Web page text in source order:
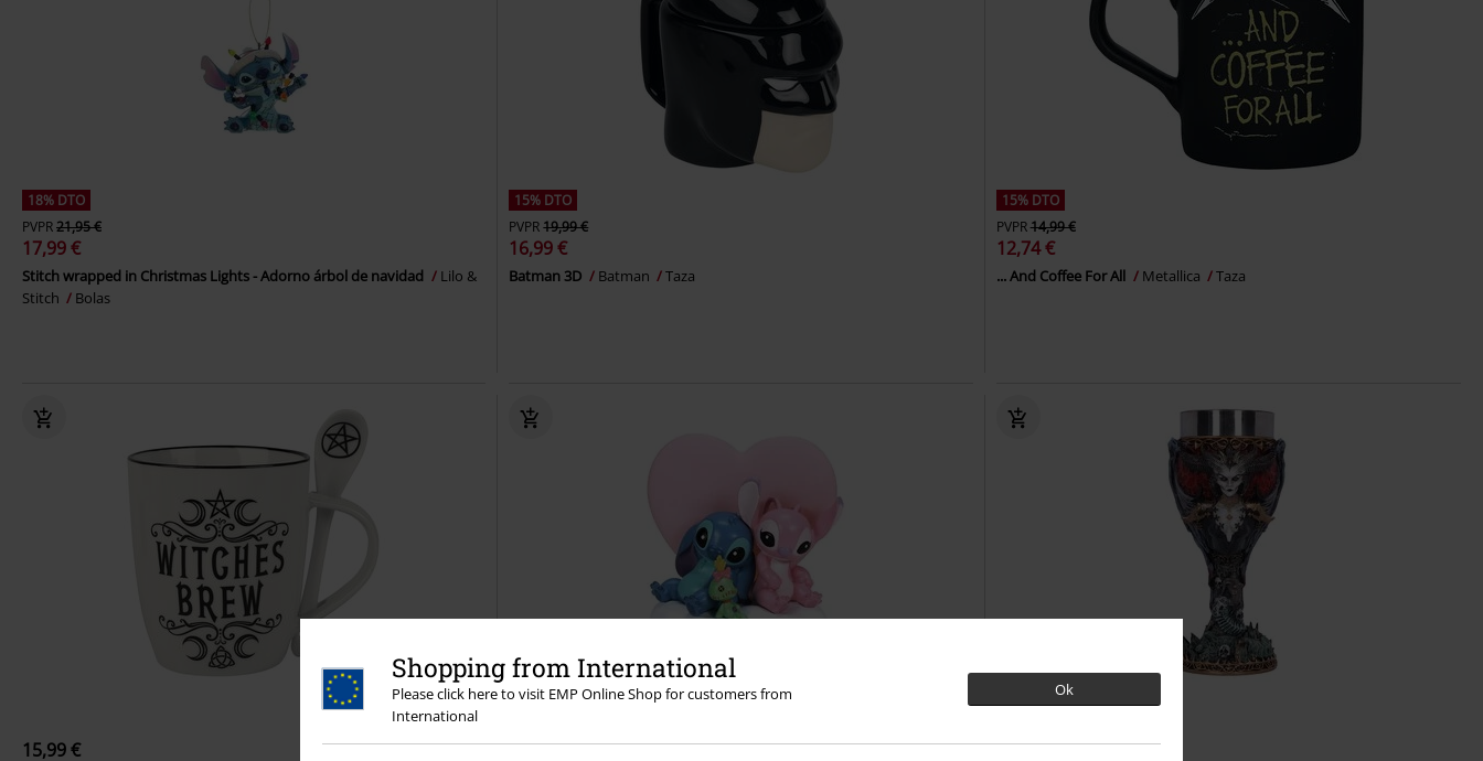
Shopping from International
Please click here to visit EMP Online Shop for customers from
International
Ok
18% DTO
PVPR21,95 €
17,99 €
Stitch wrapped in Christmas Lights - Adorno árbol de navidad
Lilo &
Stitch
Bolas
15% DTO
PVPR19,99 €
16,99 €
Batman 3D Batman Taza
15% DTO
PVPR14,99 €
12,74 €
... And Coffee For All Metallica Taza
15,99 € 59,99 €
Stock bajo
53,99 €